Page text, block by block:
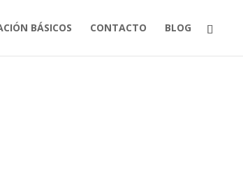
BÁSICOS CONTACTO BLOG